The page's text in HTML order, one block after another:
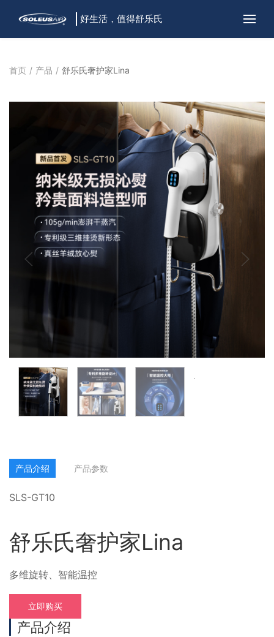
好生活，值得舒乐氏
首页 产品 舒乐氏奢护家Lina
产品介绍 产品参数
SLS-GT10
舒乐氏奢护家Lina
多维旋转、智能温控
立即购买
产品介绍